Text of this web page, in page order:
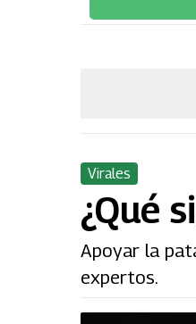
Virales
¿Qué
Apoyar la
expertos.